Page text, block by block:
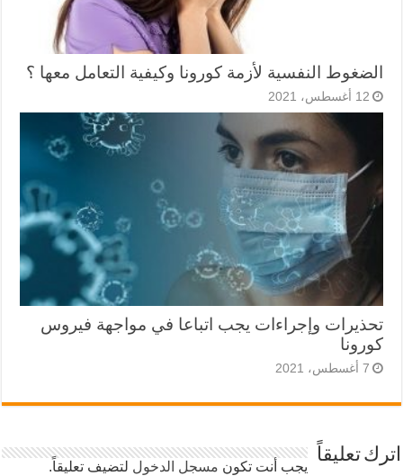
الضغوط النفسية لأزمة كورونا وكيفية التعامل معها ؟
12 أغسطس، 2021
تحذيرات وإجراءات يجب اتباعا في مواجهة فيروس
كورونا
7 أغسطس، 2021
اترك تعليقاً
يجب أنت تكون مسجل الدخول لتضيف تعليقاً.